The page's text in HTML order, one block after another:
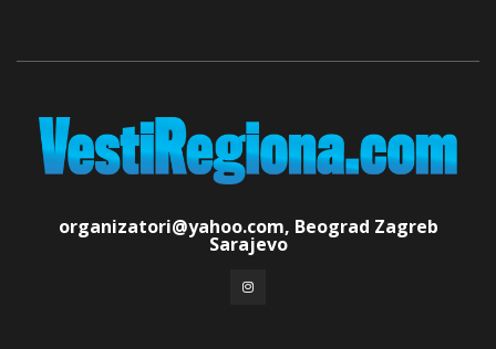
organizatori@yahoo.com, Beograd Zagreb
Sarajevo